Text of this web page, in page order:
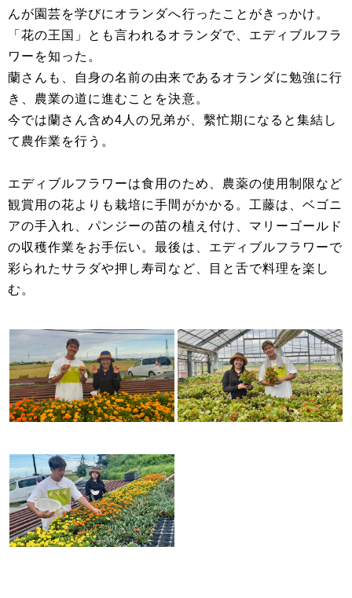
んが園芸を学びにオランダへ行ったことがきっかけ。
「花の王国」とも言われるオランダで、エディブルフラ
ワーを知った。
蘭さんも、自身の名前の由来であるオランダに勉強に行
き、農業の道に進むことを決意。
今では蘭さん含め4人の兄弟が、繫忙期になると集結し
て農作業を行う。
エディブルフラワーは食用のため、農薬の使用制限など
観賞用の花よりも栽培に手間がかかる。工藤は、ベゴニ
アの手入れ、パンジーの苗の植え付け、マリーゴールド
の収穫作業をお手伝い。最後は、エディブルフラワーで
彩られたサラダや押し寿司など、目と舌で料理を楽し
む。